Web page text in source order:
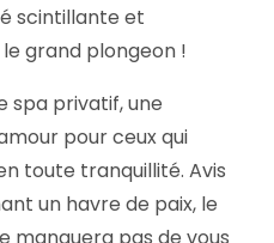
scintillante et
grand plongeon !
spa privatif, une
pour ceux qui
toute tranquillité. Avis
un havre de paix, le